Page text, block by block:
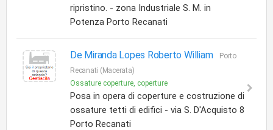
ripristino. - zona Industriale S. M. in
Potenza Porto Recanati
De Miranda Lopes Roberto William
Porto
Recanati (Macerata)
Ossature coperture, coperture
Posa in opera di coperture e costruzione di
ossature tetti di edifici - via S. D'Acquisto 8
Porto Recanati